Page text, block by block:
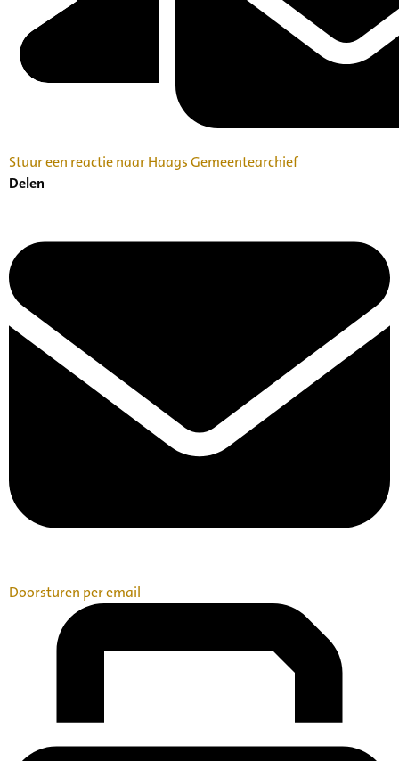
Stuur een reactie naar Haags Gemeentearchief
Delen
Doorsturen per email